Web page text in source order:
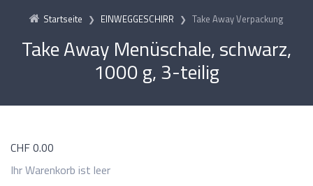
Startseite EINWEGGESCHIRR Take Away Verpackung
Take Away Menüschale, schwarz,
1000 g, 3-teilig
CHF0.00
Ihr Warenkorb ist leer